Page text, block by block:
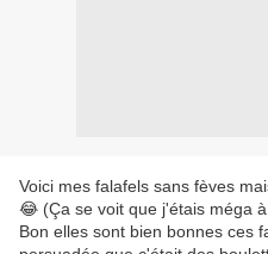
Voici mes falafels sans fèves
😂 (Ça se voit que j'étais méga
Bon elles sont bien bonnes ces